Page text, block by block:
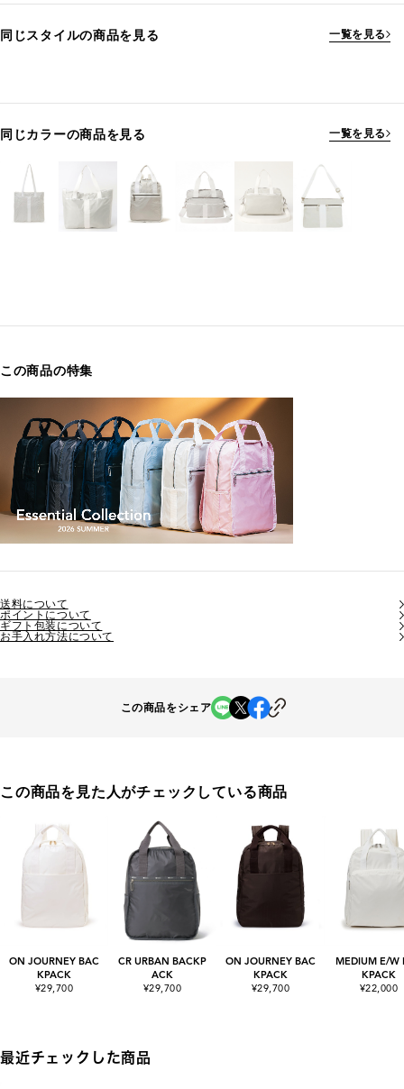
同じスタイルの商品を見る 一覧を見る
同じカラーの商品を見る 一覧を見る
この商品の特集
送料について
ポイントについて
ギフト包装について
お手入れ方法について
この商品をシェア
この商品を見た人がチェックしている商品
ON JOURNEY BAC
KPACK
¥29,700
CR URBAN BACKP
ACK
¥29,700
ON JOURNEY BAC
KPACK
¥29,700
MEDIUM E/W
KPACK
¥22,000
最近チェックした商品